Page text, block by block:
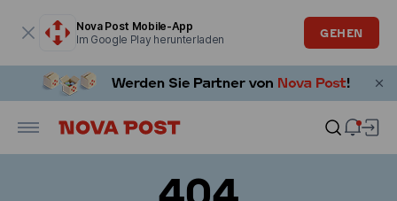
Nova Post Mobile-App
Im Google Play herunterladen
GEHEN